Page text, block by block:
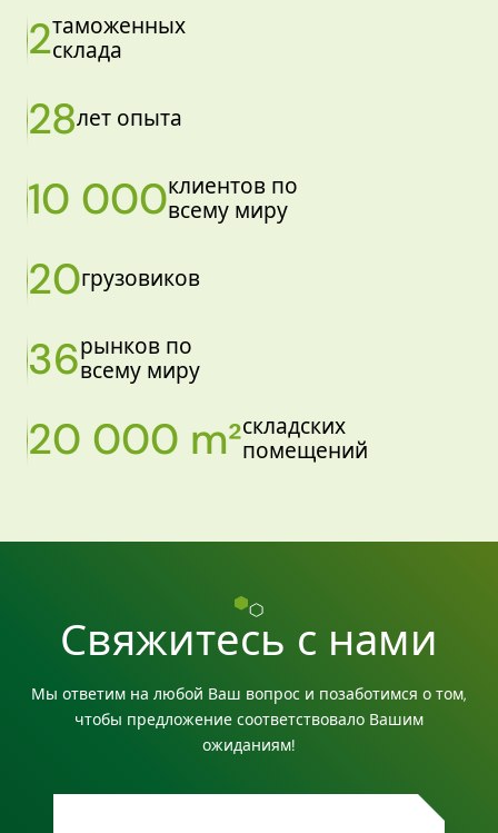
2таможенных
склада
28лет опыта
10 000клиентов по
всему миру
20грузовиков
36рынков по
всему миру
20 000 m²складских
помещений
Свяжитесь с нами
Мы ответим на любой Ваш вопрос и позаботимся о том,
чтобы предложение соответствовало Вашим
ожиданиям!